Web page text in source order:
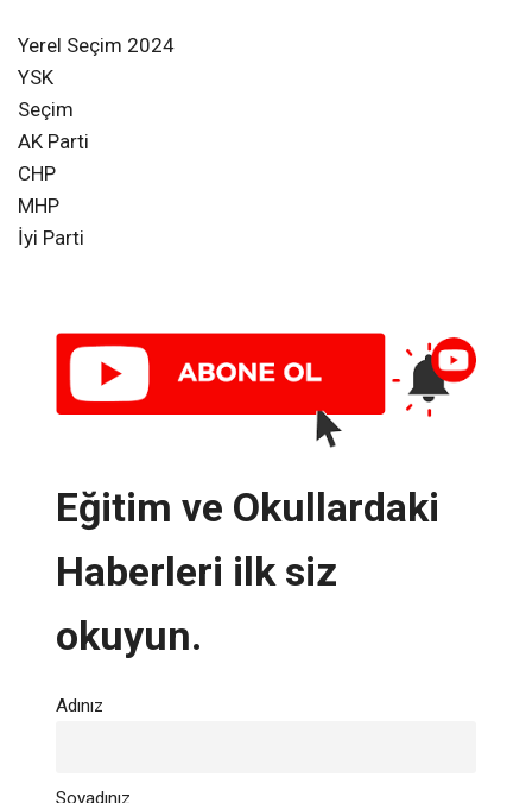
Yerel Seçim 2024
YSK
Seçim
AK Parti
CHP
MHP
İyi Parti
Eğitim ve Okullardaki
Haberleri ilk siz
okuyun.
Adınız
Soyadınız